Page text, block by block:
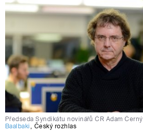
Předseda Syndikátu novinářů ČR Adam Černý
Baalbaki , Český rozhlas